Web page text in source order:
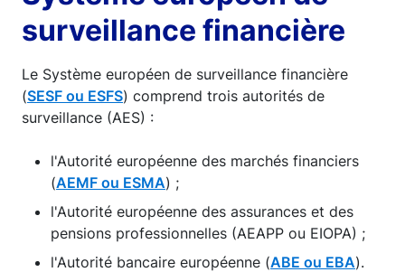
surveillance financière
Le Système européen de surveillance financière
(SESF ou ESFS) comprend trois autorités de
surveillance (AES) :
l'Autorité européenne des marchés financiers
(AEMF ou ESMA) ;
l'Autorité européenne des assurances et des
pensions professionnelles (AEAPP ou EIOPA) ;
l'Autorité bancaire européenne (ABE ou EBA).